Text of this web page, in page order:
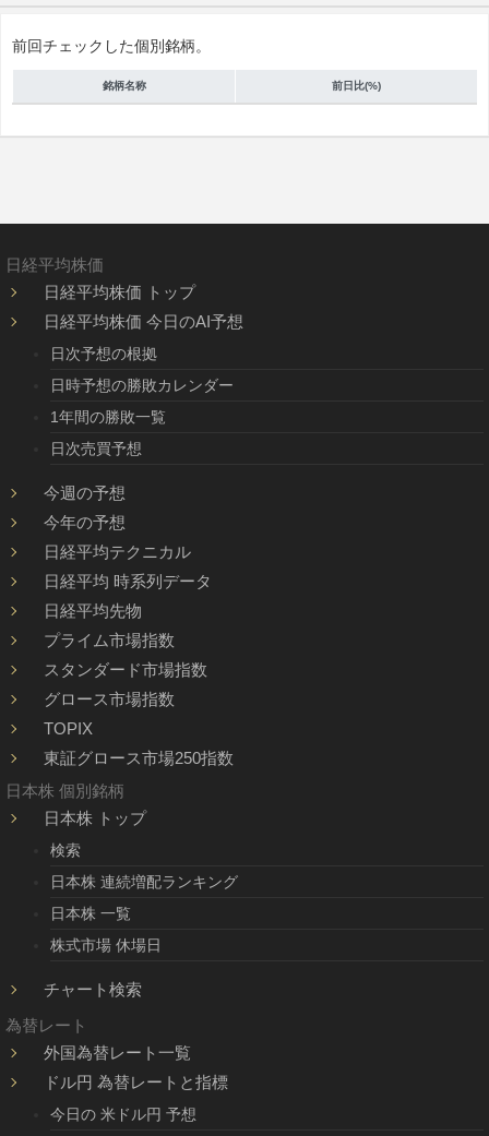
前回チェックした個別銘柄。
銘柄名称 前日比(%)
日経平均株価
日経平均株価 トップ
日経平均株価 今日のAI予想
日次予想の根拠
日時予想の勝敗カレンダー
1年間の勝敗一覧
日次売買予想
今週の予想
今年の予想
日経平均テクニカル
日経平均 時系列データ
日経平均先物
プライム市場指数
スタンダード市場指数
グロース市場指数
TOPIX
東証グロース市場250指数
日本株 個別銘柄
日本株 トップ
検索
日本株 連続増配ランキング
日本株 一覧
株式市場 休場日
チャート検索
為替レート
外国為替レート一覧
ドル円 為替レートと指標
今日の 米ドル円 予想